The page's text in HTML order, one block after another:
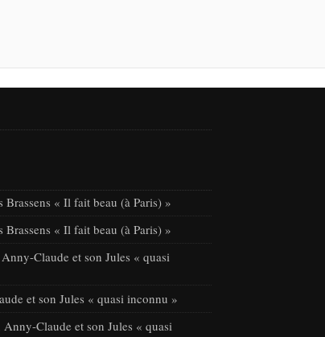
Brassens « Il fait beau (à Paris) »
Brassens « Il fait beau (à Paris) »
Claude et son Jules « quasi
et son Jules « quasi inconnu »
Anny-Claude et son Jules « quasi